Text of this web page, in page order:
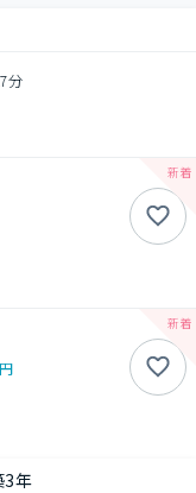
分
3年